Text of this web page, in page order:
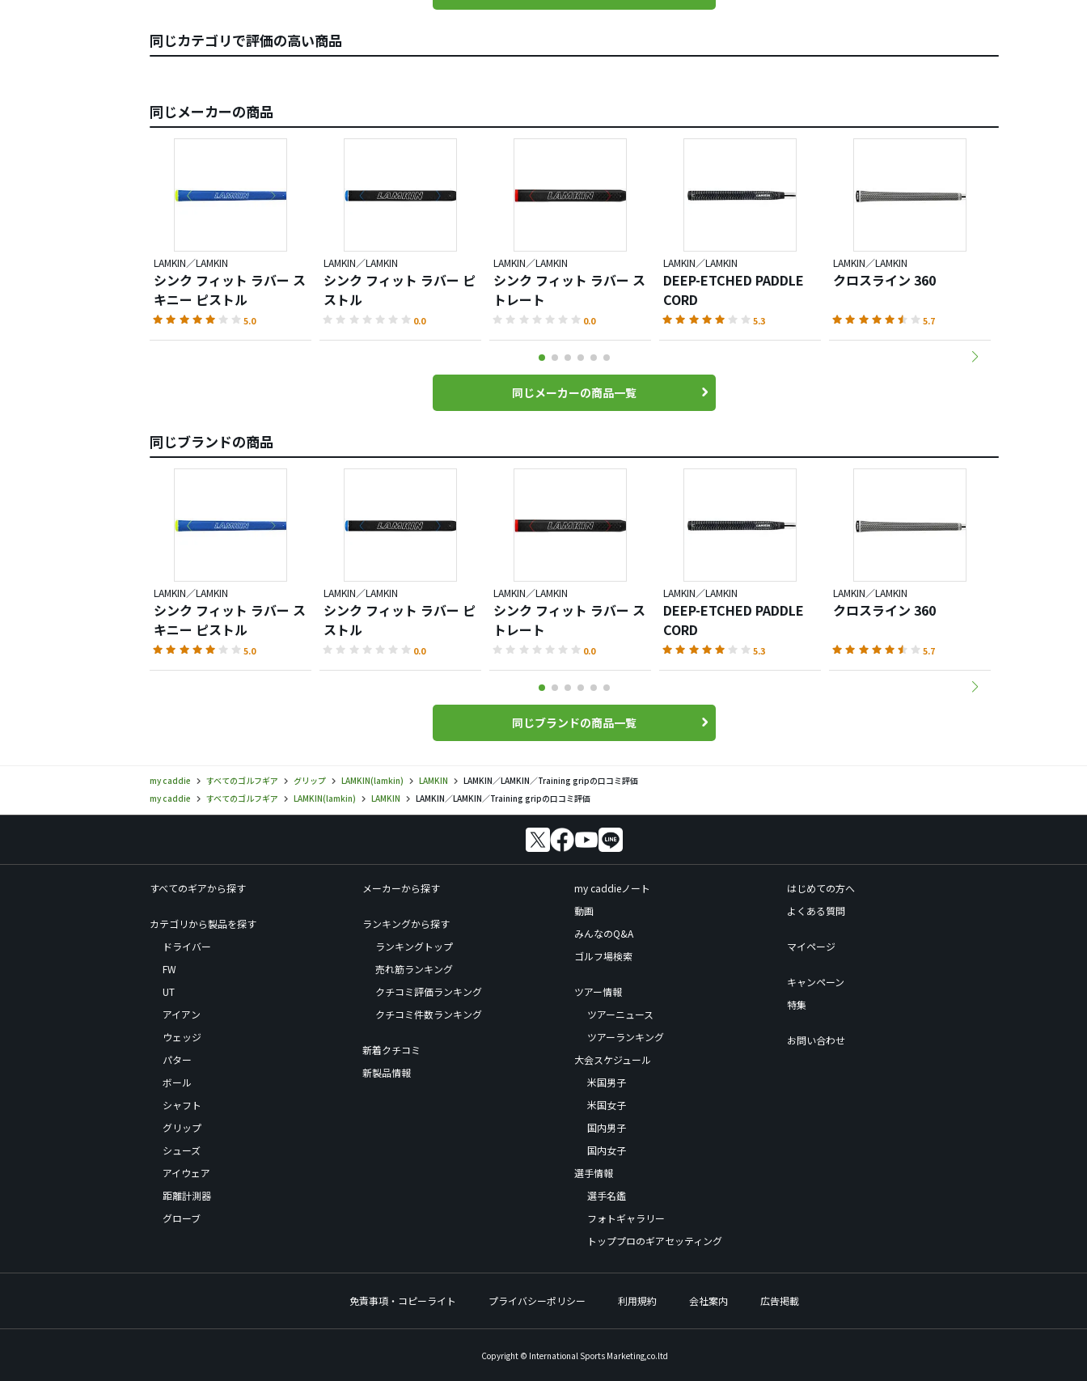
同じカテゴリで評価の高い商品
同じメーカーの商品
LAMKIN／LAMKIN
シンク フィット ラバー ス
キニー ピストル
5.0
LAMKIN／LAMKIN
シンク フィット ラバー ピ
ストル
0.0
LAMKIN／LAMKIN
シンク フィット ラバー ス
トレート
0.0
LAMKIN／LAMKIN
DEEP-ETCHED PADDLE
CORD
5.3
LAMKIN／LAMKIN
クロスライン 360
5.7
同じメーカーの商品一覧
同じブランドの商品
LAMKIN／LAMKIN
シンク フィット ラバー ス
キニー ピストル
5.0
LAMKIN／LAMKIN
シンク フィット ラバー ピ
ストル
0.0
LAMKIN／LAMKIN
シンク フィット ラバー ス
トレート
0.0
LAMKIN／LAMKIN
DEEP-ETCHED PADDLE
CORD
5.3
LAMKIN／LAMKIN
クロスライン 360
5.7
同じブランドの商品一覧
my caddie すべてのゴルフギア グリップ LAMKIN(lamkin) LAMKIN
LAMKIN／LAMKIN／Training gripの口コミ評価
my caddie
すべてのゴルフギア LAMKIN(lamkin) LAMKIN LAMKIN／LAMKIN／Training gripの口コミ評価
すべてのギアから探す
カテゴリから製品を探す
ドライバー
FW
UT
アイアン
ウェッジ
パター
ボール
シャフト
グリップ
シューズ
アイウェア
距離計測器
グローブ
メーカーから探す
ランキングから探す
ランキングトップ
売れ筋ランキング
クチコミ評価ランキング
クチコミ件数ランキング
新着クチコミ
新製品情報
my caddieノート
動画
みんなのQ&A
ゴルフ場検索
ツアー情報
ツアーニュース
ツアーランキング
大会スケジュール
米国男子
米国女子
国内男子
国内女子
選手情報
選手名鑑
フォトギャラリー
トッププロのギアセッティング
はじめての方へ
よくある質問
マイページ
キャンペーン
特集
お問い合わせ
免責事項・コピーライト プライバシーポリシー 利用規約 会社案内 広告掲載
Copyright © International Sports Marketing,co.ltd